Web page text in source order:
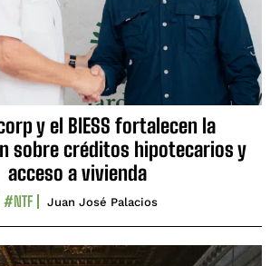
y el BIESS fortalecen la
sobre créditos hipotecarios y
acceso a vivienda
#NTF Juan José Palacios